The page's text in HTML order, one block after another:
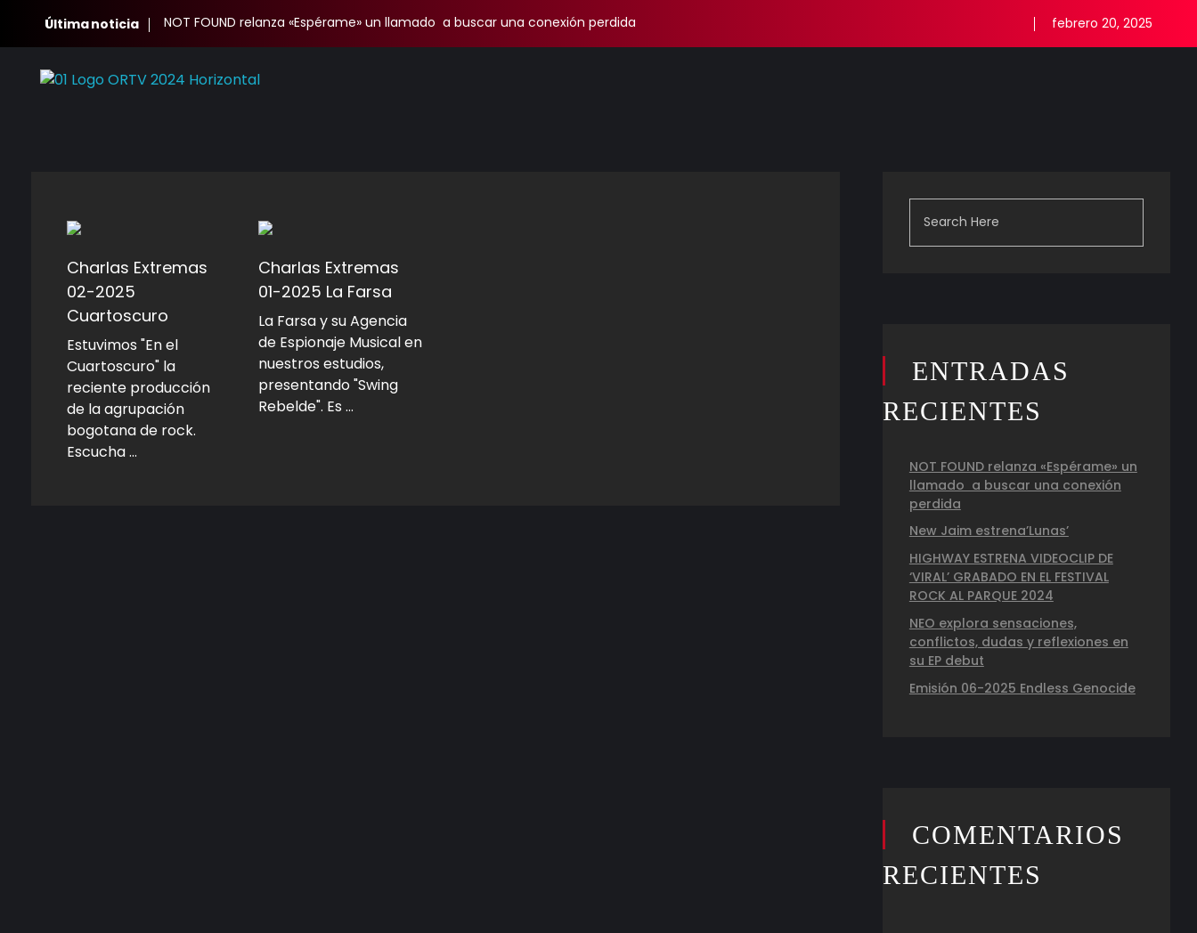
Última noticia NOT FOUND relanza «Espérame» un llamado a buscar una conexión perdida febrero 20, 2025
Charlas Extremas
02-2025
Cuartoscuro
Estuvimos "En el
Cuartoscuro" la
reciente producción
de la agrupación
bogotana de rock.
Escucha ...
Charlas Extremas
01-2025 La Farsa
La Farsa y su Agencia
de Espionaje Musical en
nuestros estudios,
presentando "Swing
Rebelde". Es ...
ENTRADAS
RECIENTES
NOT FOUND relanza «Espérame» un
llamado a buscar una conexión
perdida
New Jaim estrena’Lunas’
HIGHWAY ESTRENA VIDEOCLIP DE
‘VIRAL’ GRABADO EN EL FESTIVAL
ROCK AL PARQUE 2024
NEO explora sensaciones,
conflictos, dudas y reflexiones en
su EP debut
Emisión 06-2025 Endless Genocide
COMENTARIOS
RECIENTES